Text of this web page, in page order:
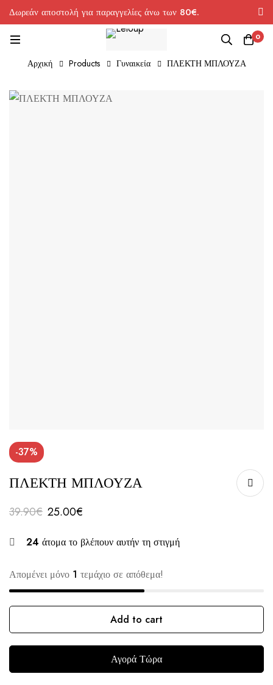
Δωρεάν αποστολή για παραγγελίες άνω των 80€.
0
Αρχική Products Γυναικεία ΠΛΕΚΤΗ ΜΠΛΟΥΖΑ
-37%
ΠΛΕΚΤΗ ΜΠΛΟΥΖΑ
39.90€ 25.00€
24 άτομα το βλέπουν αυτήν τη στιγμή
Απομένει μόνο 1 τεμάχιο σε απόθεμα!
Add to cart
Αγορά Τώρα